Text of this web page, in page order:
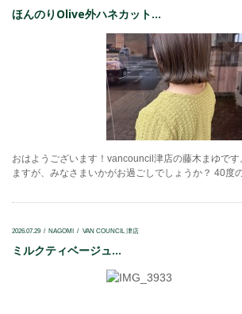
ほんのりOlive外ハネカット...
おはようございます！vancouncil津店の藤木まゆで
ますが、みなさまいかがお過ごしでしょうか？ 40度
2026.07.29 NAGOMI VAN COUNCIL 津店
ミルクティベージュ...